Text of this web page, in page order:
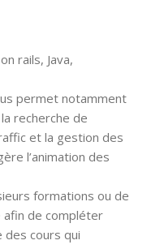
rails, Java,
permet notamment
recherche de
et la gestion des
l’animation des
formations ou de
de compléter
cours qui